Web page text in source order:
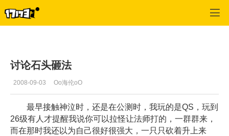
讨论石头砸法
2008-09-03 Oo海伦oO
最早接触神泣时，还是在公测时，我玩的是QS，玩到
26级有人才提醒我说你可以拉怪让法师打的，一群群来，
而在那时我还以为自己很好很强大，一只只砍着升上来